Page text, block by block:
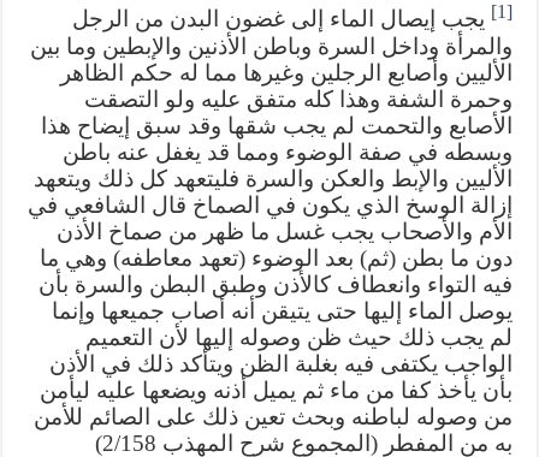
[1]
يجب إيصال الماء إلى غضون البدن من الرجل
والمرأة وداخل السرة وباطن الأذنين والإبطين وما بين
الأليين وأصابع الرجلين وغيرها مما له حكم الظاهر
وحمرة الشفة وهذا كله متفق عليه ولو التصقت
الأصابع والتحمت لم يجب شقها وقد سبق إيضاح هذا
وبسطه في صفة الوضوء ومما قد يغفل عنه باطن
الأليين والإبط والعكن والسرة فليتعهد كل ذلك ويتعهد
إزالة الوسخ الذي يكون في الصماخ قال الشافعي في
الأم والأصحاب يجب غسل ما ظهر من صماخ الأذن
دون ما بطن (ثم) بعد الوضوء (تعهد معاطفه) وهي ما
فيه التواء وانعطاف كالأذن وطبق البطن والسرة بأن
يوصل الماء إليها حتى يتيقن أنه أصاب جميعها وإنما
لم يجب ذلك حيث ظن وصوله إليها لأن التعميم
الواجب يكتفى فيه بغلبة الظن ويتأكد ذلك في الأذن
بأن يأخذ كفا من ماء ثم يميل أذنه ويضعها عليه ليأمن
من وصوله لباطنه وبحث تعين ذلك على الصائم للأمن
به من المفطر (المجموع شرح المهذب 2/158)